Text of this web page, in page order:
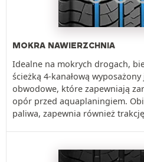
MOKRA NAWIERZCHNIA
Idealne na mokrych drogach,
ścieżką 4-kanałową
obwodowe, które zapewniają
opór przed aquaplaningiem.
paliwa, zapewnia również